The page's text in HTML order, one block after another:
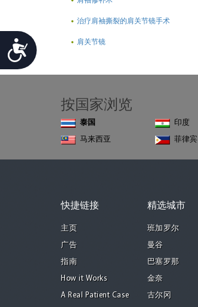
Accessibility
治疗肩袖撕裂的肩关节镜手术
肩关节镜
按国家浏览
泰国
马来西亚
印度
菲律宾
快捷链接
主页
广告
指南
How it Works
A Real Patient Case
精选城市
班加罗尔
曼谷
巴塞罗那
金奈
古尔冈